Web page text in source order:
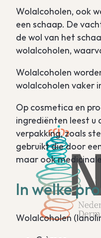
Wolalcoholen, ook
een schaap. De
de wol van het
wolalcoholen,
Wolalcoholen
wolalcoholen vaker
Op cosmetica en
ingrediënten leest u
verpakking, zoals
gebruikt die door
maar ook
In welke
Wolalcoholen